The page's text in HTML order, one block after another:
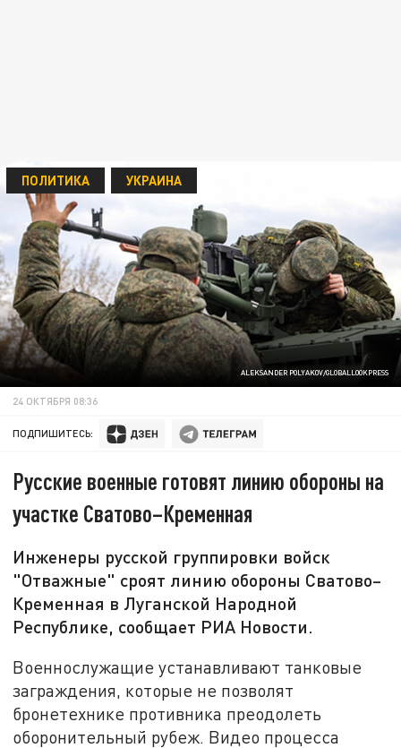
ALEKSANDER POLYAKOV/GLOBALLOOKPRESS
ПОЛИТИКА УКРАИНА
24 ОКТЯБРЯ 08:36
ПОДПИШИТЕСЬ:
Русские военные готовят линию обороны на
участке Сватово–Кременная
Инженеры русской группировки войск
"Отважные" сроят линию обороны Сватово–
Кременная в Луганской Народной
Республике, сообщает РИА Новости.
Военнослужащие устанавливают танковые
заграждения, которые не позволят
бронетехнике противника преодолеть
оборонительный рубеж. Видео процесса